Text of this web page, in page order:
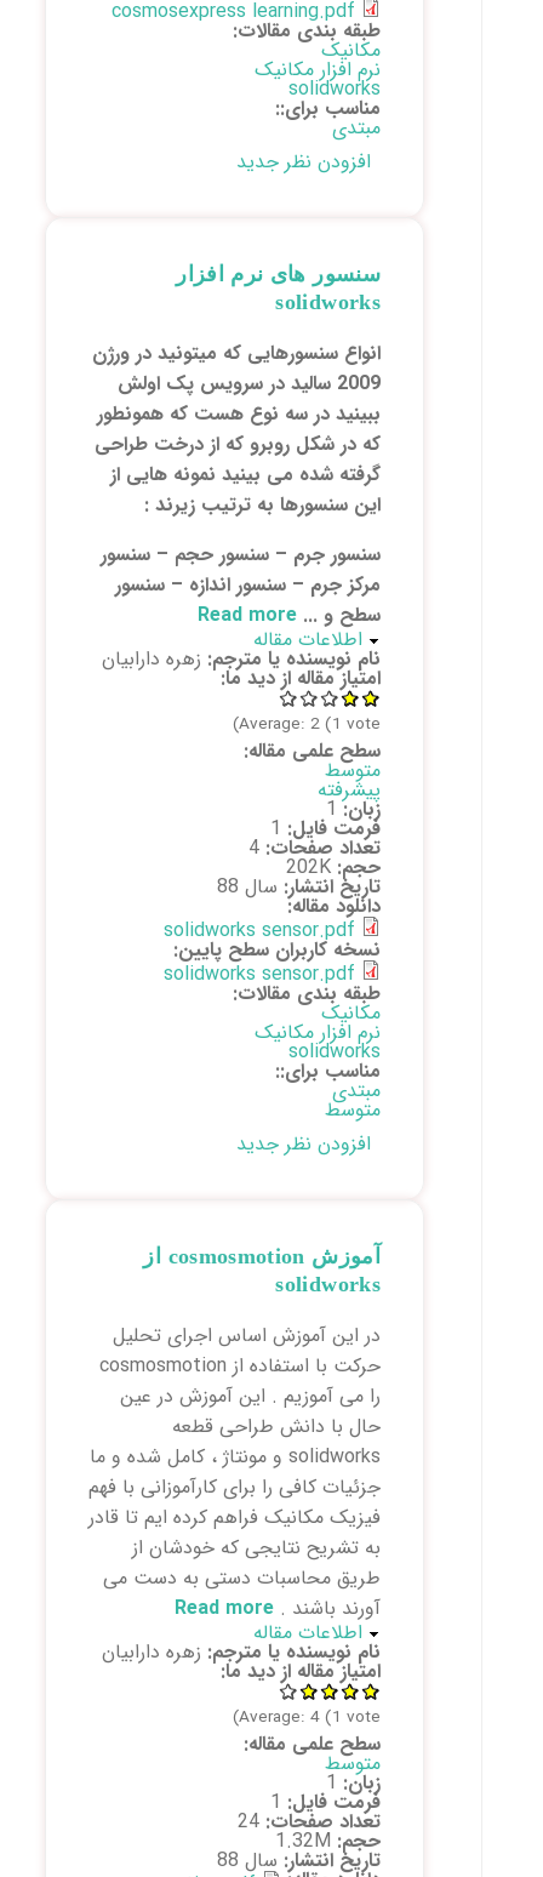
cosmosexpress learning.pdf
طبقه بندی مقالات:
مکانیک
نرم افزار مکانیک
solidworks
مناسب برای::
مبتدی
افزودن نظر جدید
سنسور های نرم افزار
solidworks
انواع سنسورھایی که میتونید در ورژن
2009 سالید در سرویس پک اولش
ببینید در سه نوع ھست که ھمونطور
که در شکل روبرو که از درخت طراحی
گرفته شده می بینید نمونه ھایی از
این سنسورھا به ترتیب زیرند :
سنسور جرم – سنسور حجم – سنسور
مرکز جرم – سنسور اندازه – سنسور
سطح و ... Read more
های نرم افزار
solidworks
پنهان کن
اطلاعات مقاله
نام نویسنده یا مترجم:زهره دارابیان
امتیاز مقاله از دید ما:
Average:2 1vote)
سطح علمی مقاله:
متوسط
پیشرفته
زبان:1
فرمت فایل:1
تعداد صفحات:4
حجم:202K
تاریخ انتشار:سال 88
دانلود مقاله:
solidworks sensor.pdf
نسخه کاربران سطح پایین:
solidworks sensor.pdf
طبقه بندی مقالات:
مکانیک
نرم افزار مکانیک
solidworks
مناسب برای::
مبتدی
متوسط
افزودن نظر جدید
آموزش cosmosmotion از
solidworks
در این آموزش اساس اجرای تحلیل
حرکت با استفاده از cosmosmotion
را می آموزیم . این آموزش در عین
حال با دانش طراحی قطعه
solidworks و مونتاژ ، کامل شده و ما
جزئیات کافی را برای کارآموزانی با فهم
فیزیک مکانیک فراهم کرده ایم تا قادر
به تشریح نتایجی که خودشان از
طریق محاسبات دستی به دست می
آورند باشند . Read more
cosmosmotion
از solidworks
پنهان کن
اطلاعات مقاله
نام نویسنده یا مترجم:زهره دارابیان
امتیاز مقاله از دید ما:
Average:4 1vote)
سطح علمی مقاله:
متوسط
زبان:1
فرمت فایل:1
تعداد صفحات:24
حجم:1.32M
تاریخ انتشار:سال 88